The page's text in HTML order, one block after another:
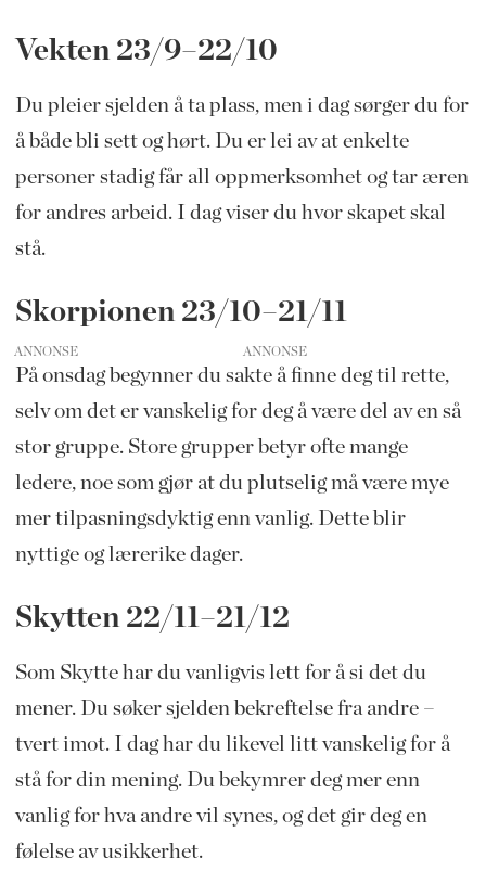
Vekten 23/9–22/10
Du pleier sjelden å ta plass, men i dag sørger du for
å både bli sett og hørt. Du er lei av at enkelte
personer stadig får all oppmerksomhet og tar æren
for andres arbeid. I dag viser du hvor skapet skal
stå.
Skorpionen 23/10–21/11
ANNONSE
På onsdag begynner du sakte å finne deg til rette,
selv om det er vanskelig for deg å være del av en så
stor gruppe. Store grupper betyr ofte mange
ledere, noe som gjør at du plutselig må være mye
mer tilpasningsdyktig enn vanlig. Dette blir
nyttige og lærerike dager.
Skytten 22/11–21/12
Som Skytte har du vanligvis lett for å si det du
mener. Du søker sjelden bekreftelse fra andre –
tvert imot. I dag har du likevel litt vanskelig for å
stå for din mening. Du bekymrer deg mer enn
vanlig for hva andre vil synes, og det gir deg en
følelse av usikkerhet.